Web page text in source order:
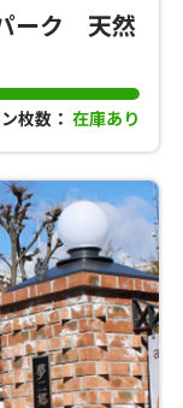
パーク 天然
枚数： 在庫あり